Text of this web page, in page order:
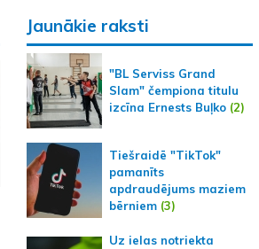
Jaunākie raksti
"BL Serviss Grand
Slam" čempiona titulu
izcīna Ernests Buļko (2)
Tiešraidē "TikTok"
pamanīts
apdraudējums maziem
bērniem (3)
Uz ielas notriekta